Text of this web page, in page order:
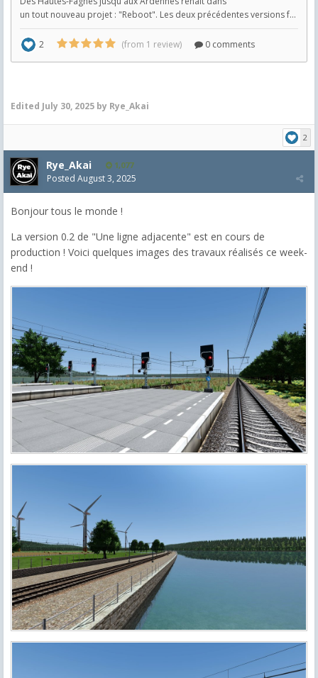
Edited July 30, 2025 by Rye_Akai
2
Rye_Akai 1,077
Posted August 3, 2025
Bonjour tous le monde !
La version 0.2 de "Une ligne adjacente" est en cours de
production ! Voici quelques images des travaux réalisés ce week-
end !